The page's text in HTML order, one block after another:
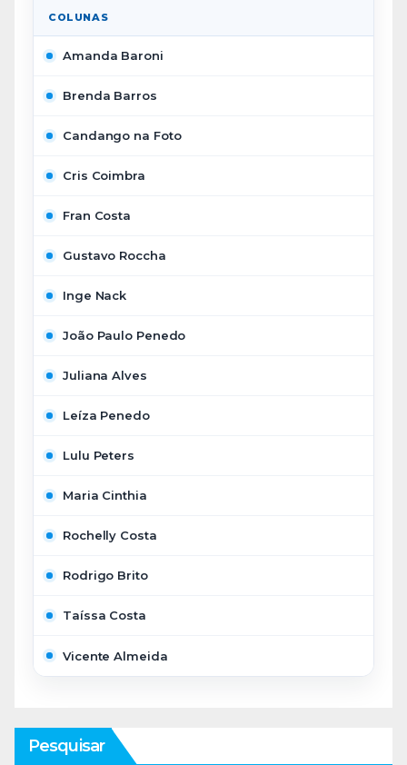
COLUNAS
Amanda Baroni
Brenda Barros
Candango na Foto
Cris Coimbra
Fran Costa
Gustavo Roccha
Inge Nack
João Paulo Penedo
Juliana Alves
Leíza Penedo
Lulu Peters
Maria Cinthia
Rochelly Costa
Rodrigo Brito
Taíssa Costa
Vicente Almeida
Pesquisar